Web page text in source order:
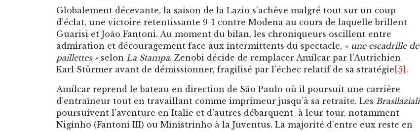
Globalement décevante, la saison de la Lazio s’achève malgré tout sur un coup
d’éclat, une victoire retentissante 9-1 contre Modena au cours de laquelle brillent
Guarisi et João Fantoni. Au moment du bilan, les chroniqueurs oscillent entre
admiration et découragement face aux intermittents du spectacle, « une escadrille de
paillettes » selon La Stampa. Zenobi décide de remplacer Amílcar par l’Autrichien
Karl Stürmer avant de démissionner, fragilisé par l’échec relatif de sa stratégie [5] .
Amílcar reprend le bateau en direction de São Paulo où il poursuit une carrière
d’entraîneur tout en travaillant comme imprimeur jusqu’à sa retraite. Les Brasilaziali
poursuivent l’aventure en Italie et d’autres débarquent à leur tour, notamment
Niginho (Fantoni III) ou Ministrinho à la Juventus. La majorité d’entre eux reste en